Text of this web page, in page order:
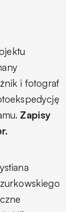
i fotograf
Zapisy